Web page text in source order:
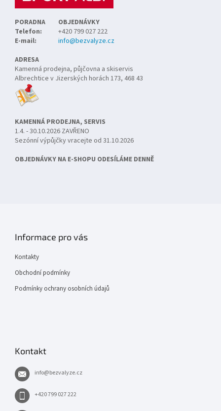
PORADNA
OBJEDNÁVKY
Telefon:
+420 799 027 222
E-mail:
info@bezvalyze.cz
ADRESA
Kamenná prodejna, půjčovna a skiservis
Albrechtice v Jizerských horách 173, 468 43
KAMENNÁ PRODEJNA, SERVIS
1.4. - 30.10.2026 ZAVŘENO
Sezónní výpůjčky vracejte od 31.10.2026
OBJEDNÁVKY NA E-SHOPU ODESÍLÁME DENNĚ
Informace pro vás
Kontakty
Obchodní podmínky
Podmínky ochrany osobních údajů
Kontakt
info@bezvalyze.cz
+420 799 027 222